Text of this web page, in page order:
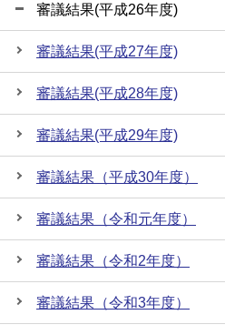
審議結果(平成26年度)
審議結果(平成27年度)
審議結果(平成28年度)
審議結果(平成29年度)
審議結果（平成30年度）
審議結果（令和元年度）
審議結果（令和2年度）
審議結果（令和3年度）